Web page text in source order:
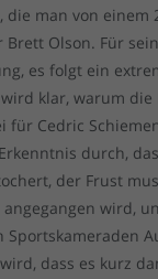
man von
Brett Olson. Für
es folgt ein
klar, warum
für Cedric
durch,
der Frust
wird,
Sportskameraden
dass es kurz